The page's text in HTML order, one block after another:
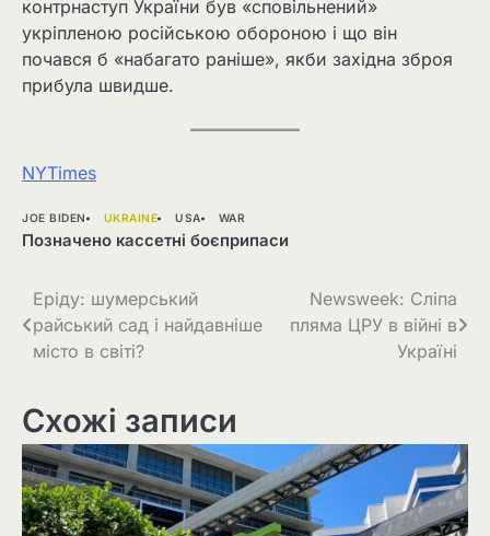
контрнаступ України був «сповільнений»
укріпленою російською обороною і що він
почався б «набагато раніше», якби західна зброя
прибула швидше.
NYTimes
JOE BIDEN UKRAINE USA WAR
Позначено кассетні боєприпаси
Навігація
записів
Еріду: шумерський
райський сад і найдавніше
місто в світі?
Newsweek: Сліпа
пляма ЦРУ в війні в
Україні
Схожі записи